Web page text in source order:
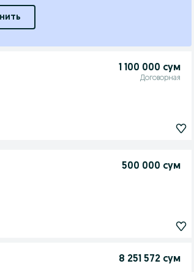
1 100 000 сум
Договорная
500 000 сум
8 251 572 сум